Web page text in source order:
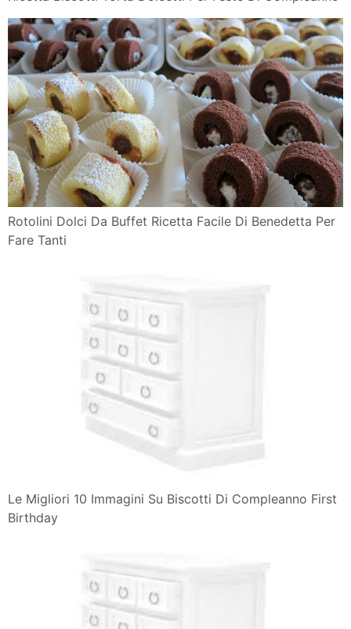
Rotolini Dolci Da Buffet Ricetta Facile Di Benedetta Per
Fare Tanti
Le Migliori 10 Immagini Su Biscotti Di Compleanno First
Birthday